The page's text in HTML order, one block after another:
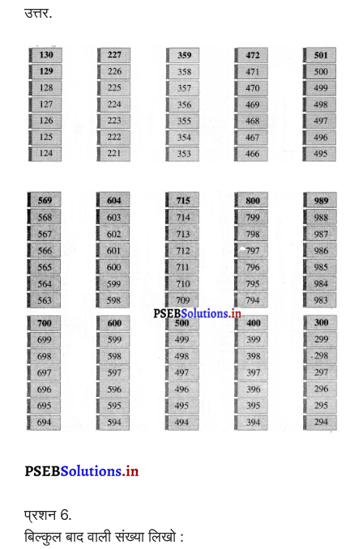
उत्तर.
प्रशन 6.
बिल्कुल बाद वाली संख्या लिखो :